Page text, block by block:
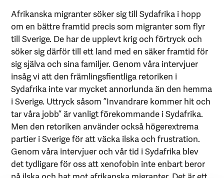
Afrikanska migranter söker sig till Sydafrika i hopp
om en bättre framtid precis som migranter som flyr
till Sverige. De har de upplevt krig och förtryck och
söker sig därför till ett land med en säker framtid för
sig själva och sina familjer. Genom våra intervjuer
insåg vi att den främlingsfientliga retoriken i
Sydafrika inte var mycket annorlunda än den hemma
i Sverige. Uttryck såsom ”Invandrare kommer hit och
tar våra jobb” är vanligt förekommande i Sydafrika.
Men den retoriken använder också högerextrema
partier i Sverige för att väcka ilska och frustration.
Genom våra intervjuer och vår tid i Sydafrika blev
det tydligare för oss att xenofobin inte enbart beror